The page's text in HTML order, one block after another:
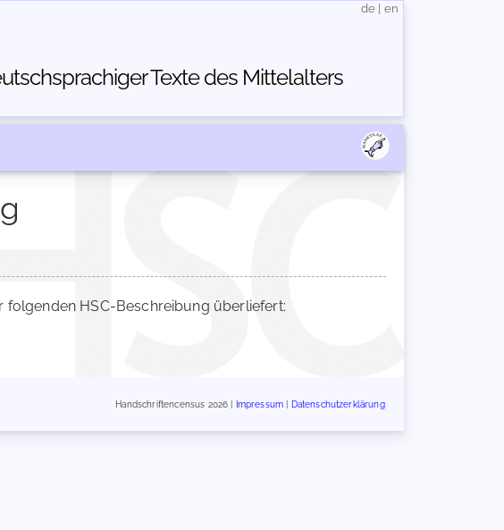
Texte des Mittelalters
de en
folgenden HSC-Beschreibung überliefert:
Handschriftencensus 2026 | Impressum Datenschutzerklärung